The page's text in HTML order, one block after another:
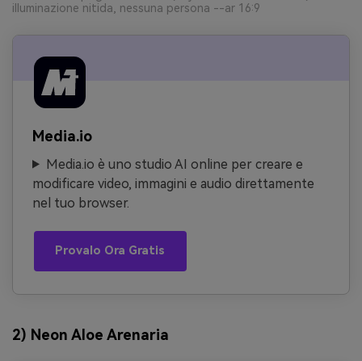
illuminazione nitida, nessuna persona --ar 16:9
Media.io
Media.io è uno studio AI online per creare e
modificare video, immagini e audio direttamente
nel tuo browser.
Provalo Ora Gratis
2) Neon Aloe Arenaria